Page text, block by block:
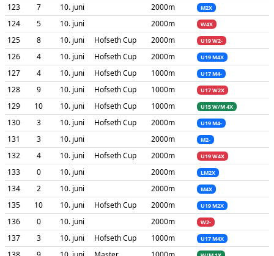
123 7 10. juni 2000m M2X
124 5 10. juni 2000m W4X
125 8 10. juni Hofseth Cup 2000m U19 W2-
126 4 10. juni Hofseth Cup 2000m U19 M4X
127 4 10. juni Hofseth Cup 1000m U17 M4-
128 9 10. juni Hofseth Cup 1000m U17 W2X
129 10 10. juni Hofseth Cup 1000m U15 W/M 4X
130 3 10. juni Hofseth Cup 2000m U19 M4-
131 3 10. juni 2000m M2-
132 4 10. juni Hofseth Cup 2000m U19 W4X
133 0 10. juni 2000m LM2X
134 2 10. juni 2000m M4X
135 10 10. juni Hofseth Cup 2000m U19 M2X
136 0 10. juni 2000m W2-
137 3 10. juni Hofseth Cup 1000m U17 M4X